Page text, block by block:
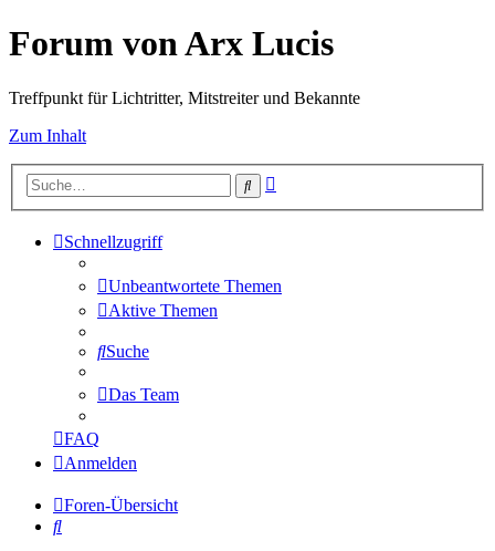
Forum von Arx Lucis
Treffpunkt für Lichtritter, Mitstreiter und Bekannte
Zum Inhalt
Suche
Schnellzugriff
Unbeantwortete Themen
Aktive Themen
Suche
Das Team
FAQ
Anmelden
Foren-Übersicht
Suche